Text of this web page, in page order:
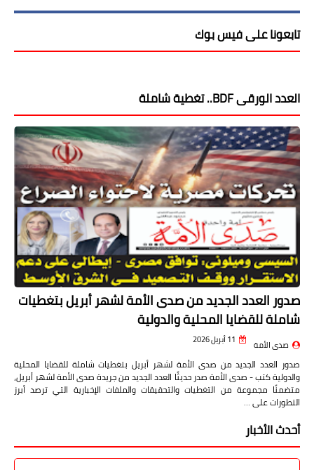
تابعونا على فيس بوك
العدد الورقى BDF.. تغطية شاملة
صدور العدد الجديد من صدى الأمة لشهر أبريل بتغطيات
شاملة للقضايا المحلية والدولية
صدى الأمة 11 أبريل 2026
صدور العدد الجديد من صدى الأمة لشهر أبريل بتغطيات شاملة للقضايا المحلية
والدولية كتب - صدى الأمة صدر حديثًا العدد الجديد من جريدة صدى الأمة لشهر أبريل،
متضمنًا مجموعة من التغطيات والتحقيقات والملفات الإخبارية التي ترصد أبرز
التطورات على …
أحدث الأخبار